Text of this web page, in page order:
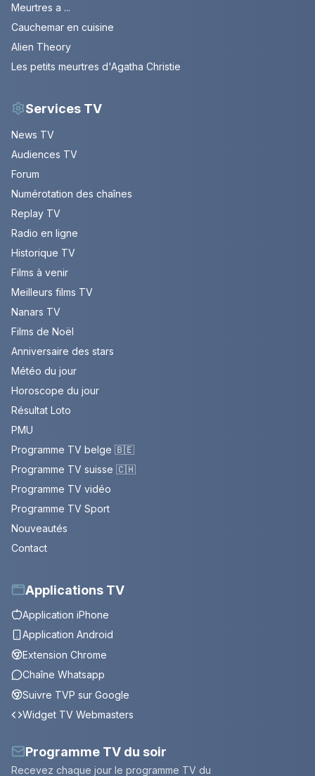
Meurtres a ...
Cauchemar en cuisine
Alien Theory
Les petits meurtres d'Agatha Christie
Services TV
News TV
Audiences TV
Forum
Numérotation des chaînes
Replay TV
Radio en ligne
Historique TV
Films à venir
Meilleurs films TV
Nanars TV
Films de Noël
Anniversaire des stars
Météo du jour
Horoscope du jour
Résultat Loto
PMU
Programme TV belge 🇧🇪
Programme TV suisse 🇨🇭
Programme TV vidéo
Programme TV Sport
Nouveautés
Contact
Applications TV
Application iPhone
Application Android
Extension Chrome
Chaîne Whatsapp
Suivre TVP sur Google
Widget TV Webmasters
Programme TV du soir
Recevez chaque jour le programme TV du